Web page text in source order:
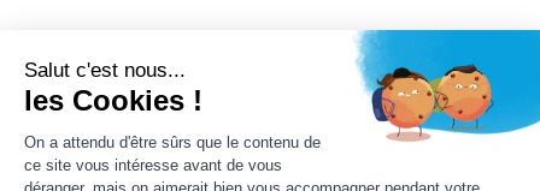
Salut c'est nous...
les Cookies !
On a attendu d'être sûrs que le contenu de
ce site vous intéresse avant de vous